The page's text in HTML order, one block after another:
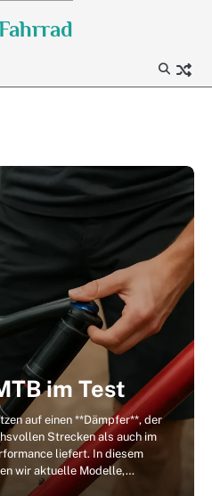
im Test
auf einen **Dämpfer**, der
Strecken als auch im
liefert. In diesem
wir aktuelle Modelle,…